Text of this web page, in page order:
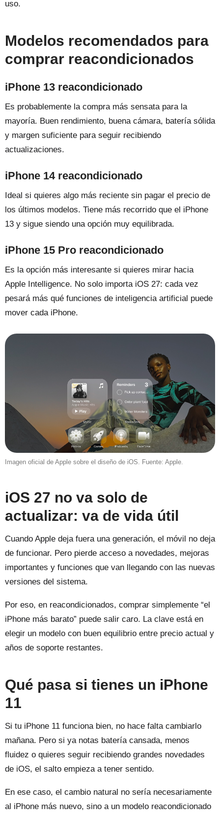
uso.
Modelos recomendados para
comprar reacondicionados
iPhone 13 reacondicionado
Es probablemente la compra más sensata para la
mayoría. Buen rendimiento, buena cámara, batería sólida
y margen suficiente para seguir recibiendo
actualizaciones.
iPhone 14 reacondicionado
Ideal si quieres algo más reciente sin pagar el precio de
los últimos modelos. Tiene más recorrido que el iPhone
13 y sigue siendo una opción muy equilibrada.
iPhone 15 Pro reacondicionado
Es la opción más interesante si quieres mirar hacia
Apple Intelligence. No solo importa iOS 27: cada vez
pesará más qué funciones de inteligencia artificial puede
mover cada iPhone.
Imagen oficial de Apple sobre el diseño de iOS. Fuente: Apple.
iOS 27 no va solo de
actualizar: va de vida útil
Cuando Apple deja fuera una generación, el móvil no deja
de funcionar. Pero pierde acceso a novedades, mejoras
importantes y funciones que van llegando con las nuevas
versiones del sistema.
Por eso, en reacondicionados, comprar simplemente “el
iPhone más barato” puede salir caro. La clave está en
elegir un modelo con buen equilibrio entre precio actual y
años de soporte restantes.
Qué pasa si tienes un iPhone
11
Si tu iPhone 11 funciona bien, no hace falta cambiarlo
mañana. Pero si ya notas batería cansada, menos
fluidez o quieres seguir recibiendo grandes novedades
de iOS, el salto empieza a tener sentido.
En ese caso, el cambio natural no sería necesariamente
al iPhone más nuevo, sino a un modelo reacondicionado